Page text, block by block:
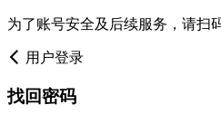
为了账号安全及后续服务，请扫
用户登录
找回密码